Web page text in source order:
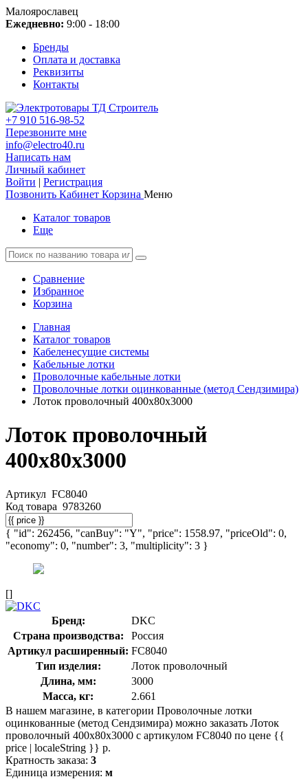
Малоярославец
Ежедневно: 9:00 - 18:00
Бренды
Оплата и доставка
Реквизиты
Контакты
+7 910 516-98-52
Перезвоните мне
info@electro40.ru
Написать нам
Личный кабинет
Войти | Регистрация
Позвонить Кабинет Корзина Меню
Каталог товаров
Еще
Сравнение
Избранное
Корзина
Главная
Каталог товаров
Кабеленесущие системы
Кабельные лотки
Проволочные кабельные лотки
Проволочные лотки оцинкованные (метод Сендзимира)
Лоток проволочный 400х80х3000
Лоток проволочный
400х80х3000
Артикул FC8040
Код товара 9783260
{ "id": 262456, "canBuy": "Y", "price": 1558.97, "priceOld": 0,
"economy": 0, "number": 3, "multiplicity": 3 }
[]
Бренд:
DKC
Страна производства:
Россия
Артикул расширенный: FC8040
Тип изделия:
Лоток проволочный
Длина, мм:
3000
Масса, кг:
2.661
В нашем магазине, в категории Проволочные лотки
оцинкованные (метод Сендзимира) можно заказать Лоток
проволочный 400х80х3000 с артикулом FC8040 по цене {{
price | localeString }} р.
Кратность заказа: 3
Единица измерения: м